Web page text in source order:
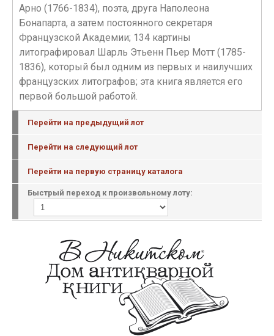
Арно (1766-1834), поэта, друга Наполеона
Бонапарта, а затем постоянного секретаря
Французской Академии; 134 картины
литографировал Шарль Этьенн Пьер Мотт (1785-
1836), который был одним из первых и наилучших
французских литографов; эта книга является его
первой большой работой.
Перейти на предыдущий лот
Перейти на следующий лот
Перейти на первую страницу каталога
Быстрый переход к произвольному лоту: